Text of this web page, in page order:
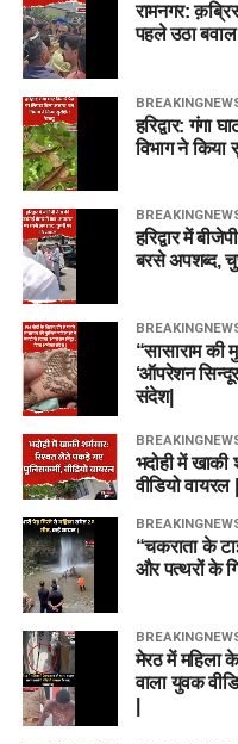
रामनगर:
पहले उठा बवाल |
हरिद्वार: गंगा
विभाग ने किया
हरिद्वार में
बरसे अपशब्द,
“सासाराम की
‘ऑपरेशन
संदेश|
भदोही में खाकी
वीडियो वायरल |
“चकराता के
और पत्थरों के
मेरठ में
वाला युवक